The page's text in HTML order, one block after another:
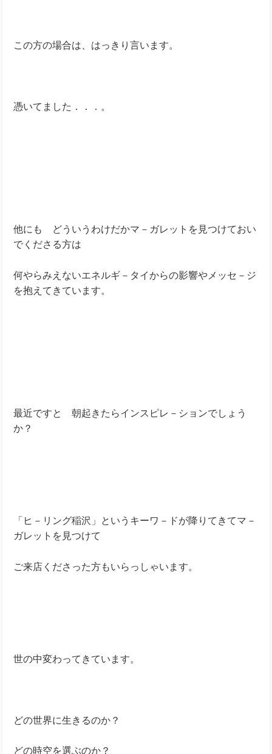
この方の場合は、はっきり言います。
憑いてました．．．。
他にも どういうわけだかマ－ガレットを見つけておい
でくださる方は
何やらみえないエネルギ－タイからの影響やメッセ－ジ
を抱えてきています。
最近ですと 朝起きたらインスピレ－ションでしょう
か？
「ヒ－リング稲沢」というキーワ－ドが降りてきてマ－
ガレットを見つけて
ご来店くださった方もいらっしゃいます。
世の中変わってきています。
どの世界に生きるのか？
どの時空を選ぶのか？